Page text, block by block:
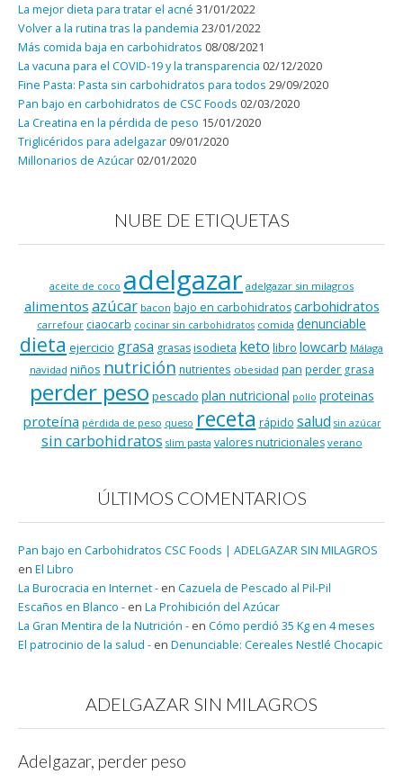
La mejor dieta para tratar el acné 31/01/2022
Volver a la rutina tras la pandemia 23/01/2022
Más comida baja en carbohidratos 08/08/2021
La vacuna para el COVID-19 y la transparencia 02/12/2020
Fine Pasta: Pasta sin carbohidratos para todos 29/09/2020
Pan bajo en carbohidratos de CSC Foods 02/03/2020
La Creatina en la pérdida de peso 15/01/2020
Triglicéridos para adelgazar 09/01/2020
Millonarios de Azúcar 02/01/2020
NUBE DE ETIQUETAS
aceite de coco adelgazar adelgazar sin milagros
alimentos azúcar bacon bajo en carbohidratos carbohidratos
carrefour ciaocarb cocinar sin carbohidratos comida denunciable
dieta ejercicio grasa grasasisodieta keto libro lowcarb Málaga
navidad niños nutrición nutrientes obesidad pan perder grasa
perder peso pescado plan nutricional pollo proteinas
proteína pérdida de peso queso receta rápido salud sin azúcar
sin carbohidratos slim pasta valores nutricionales verano
ÚLTIMOS COMENTARIOS
Pan bajo en Carbohidratos CSC Foods | ADELGAZAR SIN MILAGROS
en El Libro
La Burocracia en Internet - en Cazuela de Pescado al Pil-Pil
Escaños en Blanco - en La Prohibición del Azúcar
La Gran Mentira de la Nutrición - en Cómo perdió 35 Kg en 4 meses
El patrocinio de la salud - en Denunciable: Cereales Nestlé Chocapic
ADELGAZAR SIN MILAGROS
Adelgazar, perder peso